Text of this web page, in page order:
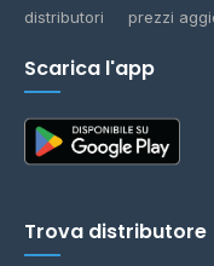
distributori prezzi
Scarica l'app
Trova distributore